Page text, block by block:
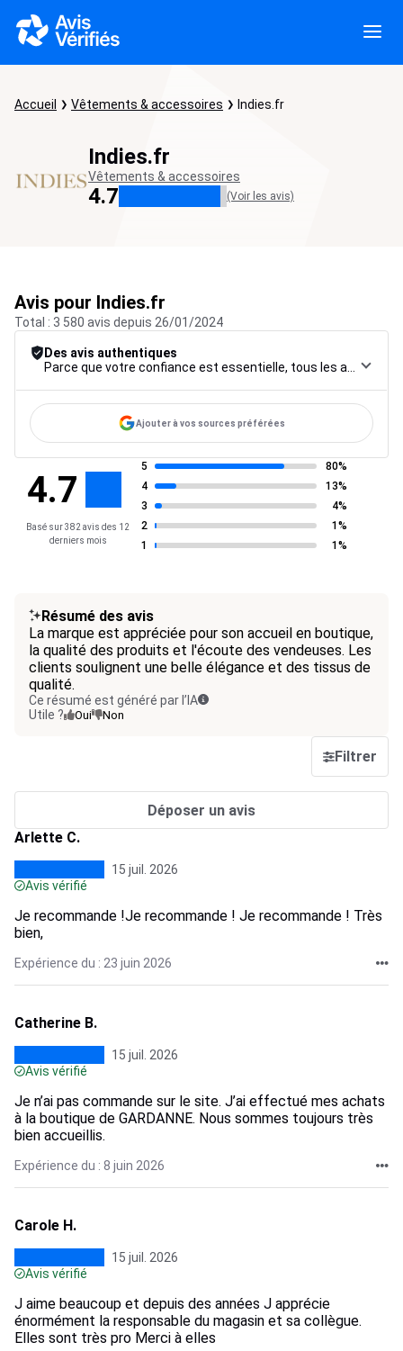
Accueil Vêtements & accessoires Indies.fr
Indies.fr
Vêtements & accessoires
4.7 (Voir les avis)
Avis pour Indies.fr
Total : 3 580 avis depuis 26/01/2024
Des avis authentiques
Ajouter à vos sources préférées
4.7
Basé sur 382 avis des 12
derniers mois
5
80%
4
13%
3
4%
2
1%
1
1%
Résumé des avis
La marque est appréciée pour son accueil en boutique,
la qualité des produits et l'écoute des vendeuses. Les
clients soulignent une belle élégance et des tissus de
qualité.
Ce résumé est généré par l’IA
Utile ?
Oui Non
Filtrer
Déposer un avis
Arlette C.
15 juil. 2026
Avis vérifié
Je recommande !Je recommande ! Je recommande ! Très
bien,
Expérience du : 23 juin 2026
Catherine B.
15 juil. 2026
Avis vérifié
Je n’ai pas commande sur le site. J’ai effectué mes achats
à la boutique de GARDANNE. Nous sommes toujours très
bien accueillis.
Expérience du : 8 juin 2026
Carole H.
15 juil. 2026
Avis vérifié
J aime beaucoup et depuis des années J apprécie
énormément la responsable du magasin et sa collègue.
Elles sont très pro Merci à elles